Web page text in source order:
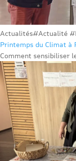
Actualités#Actualité
Printemps du Climat à
Comment sensibiliser